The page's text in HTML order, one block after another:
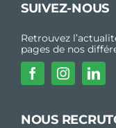
SUIVEZ-NOUS
Retrouvez
pages de nos
NOUS